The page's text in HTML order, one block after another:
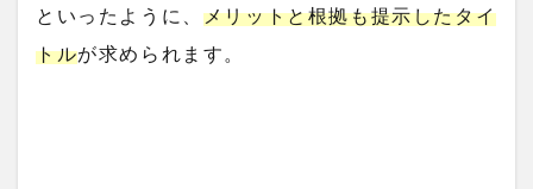
といったように、 メリットと根拠も提示したタイ
トルが求められます。